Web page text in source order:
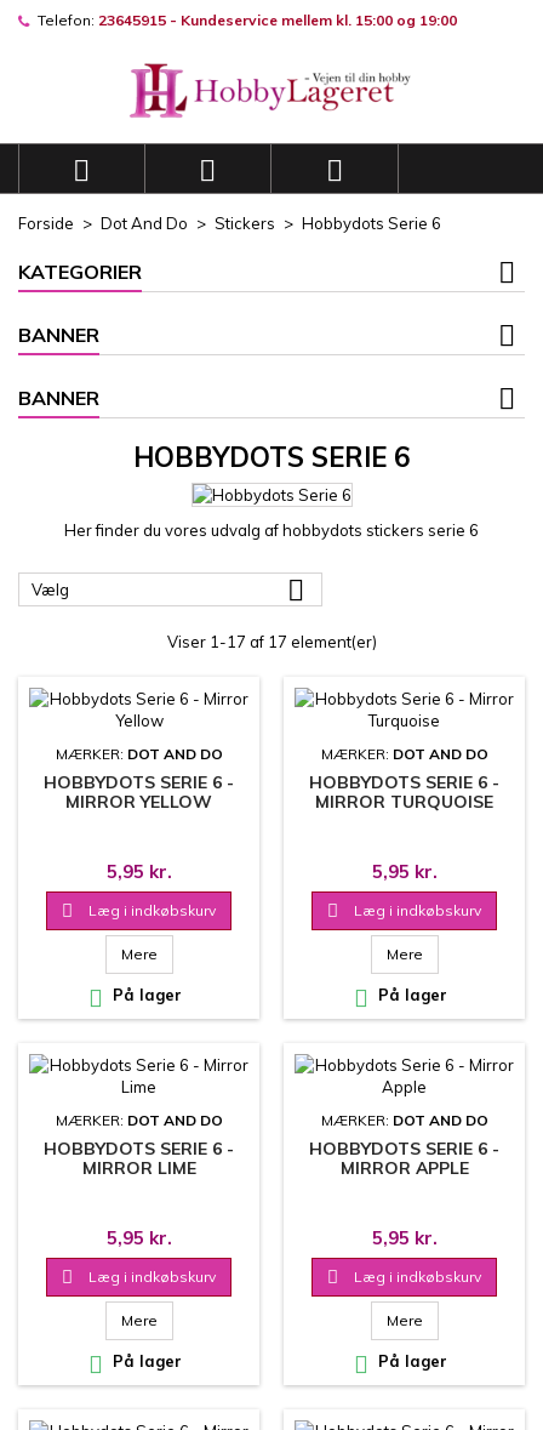
Telefon: 23645915 - Kundeservice mellem kl. 15:00 og 19:00
  
Forside Dot And Do Stickers Hobbydots Serie 6
KATEGORIER
BANNER
BANNER
HOBBYDOTS SERIE 6
Her finder du vores udvalg af hobbydots stickers serie 6
Vælg 
Viser 1-17 af 17 element(er)
MÆRKER: DOT AND DO
HOBBYDOTS SERIE 6 -
MIRROR YELLOW
5,95 kr.
 Læg i indkøbskurv
Mere
 På lager
MÆRKER: DOT AND DO
HOBBYDOTS SERIE 6 -
MIRROR TURQUOISE
5,95 kr.
 Læg i indkøbskurv
Mere
 På lager
MÆRKER: DOT AND DO
HOBBYDOTS SERIE 6 -
MIRROR LIME
5,95 kr.
 Læg i indkøbskurv
Mere
 På lager
MÆRKER: DOT AND DO
HOBBYDOTS SERIE 6 -
MIRROR APPLE
5,95 kr.
 Læg i indkøbskurv
Mere
 På lager
Opret en ny liste
((confirmMessage))
((cancelText)) ((modalDeleteText))
Du skal være logget på for at gemme produkter på din